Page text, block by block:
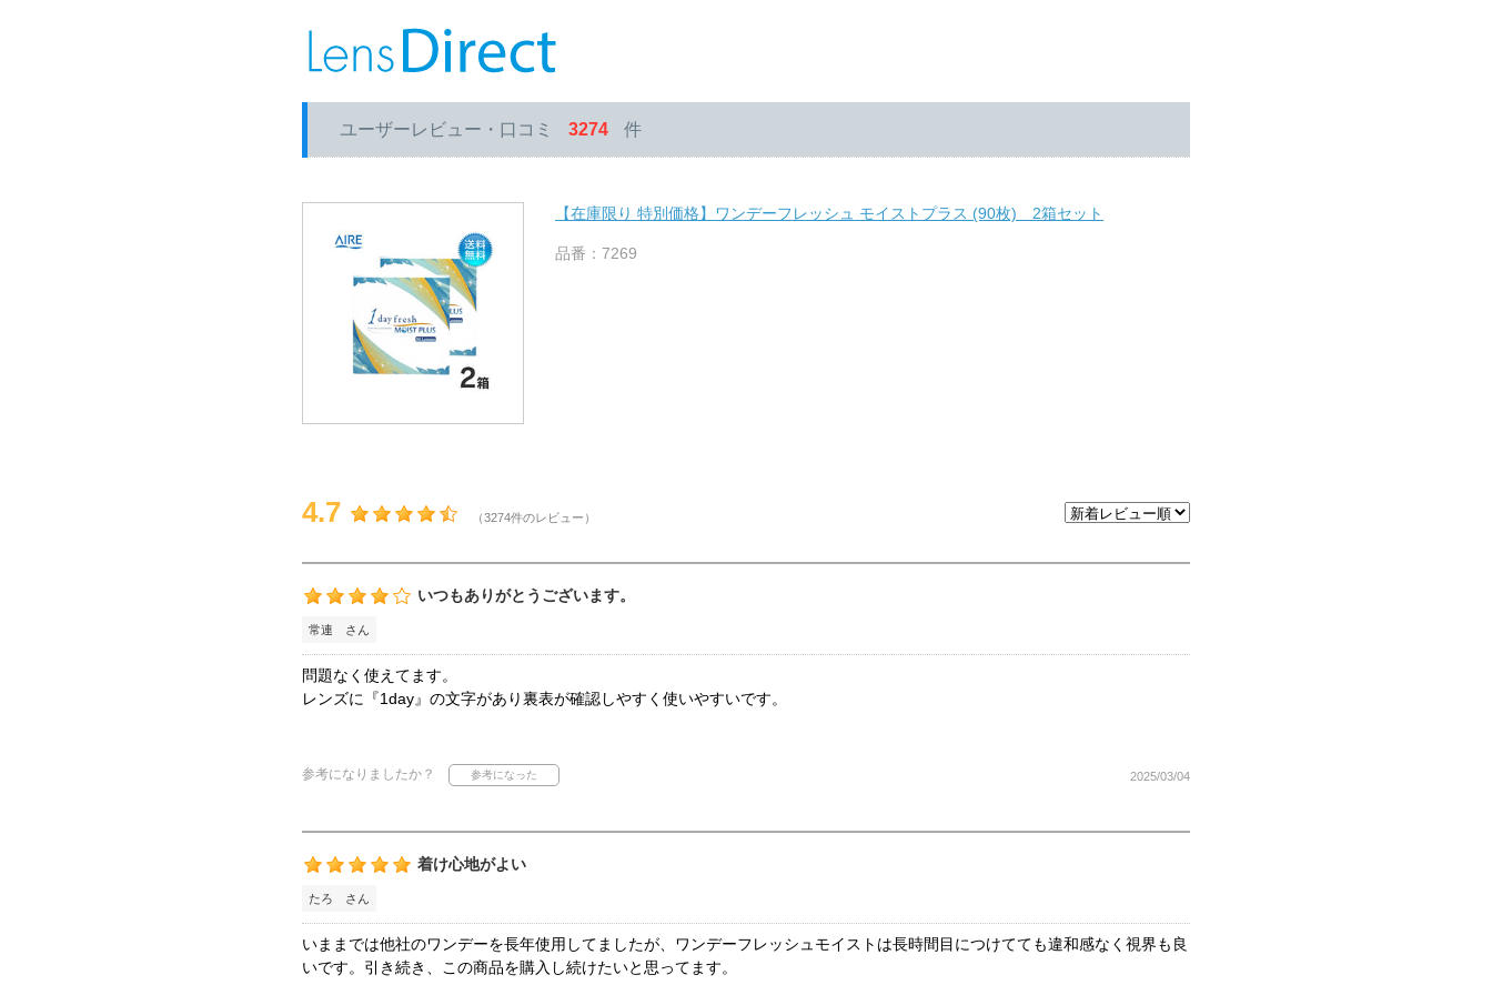
ユーザーレビュー・口コミ 3274 件
【在庫限り 特別価格】ワンデーフレッシュ モイストプラス (90枚) 2箱セット
品番：7269
4.7 （3274件のレビュー）
いつもありがとうございます。
常連 さん
問題なく使えてます。
レンズに『1day』の文字があり裏表が確認しやすく使いやすいです。
参考になりましたか？ 2025/03/04
着け心地がよい
たろ さん
いままでは他社のワンデーを長年使用してましたが、ワンデーフレッシュモイストは長時間目につけてても違和感なく視界も良
いです。引き続き、この商品を購入し続けたいと思ってます。